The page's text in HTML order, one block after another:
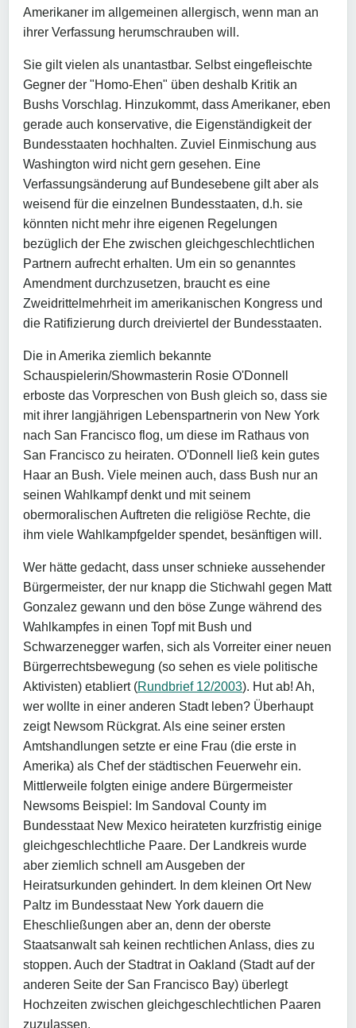
Amerikaner im allgemeinen allergisch, wenn man an
ihrer Verfassung herumschrauben will.
Sie gilt vielen als unantastbar. Selbst eingefleischte
Gegner der "Homo-Ehen" üben deshalb Kritik an
Bushs Vorschlag. Hinzukommt, dass Amerikaner, eben
gerade auch konservative, die Eigenständigkeit der
Bundesstaaten hochhalten. Zuviel Einmischung aus
Washington wird nicht gern gesehen. Eine
Verfassungsänderung auf Bundesebene gilt aber als
weisend für die einzelnen Bundesstaaten, d.h. sie
könnten nicht mehr ihre eigenen Regelungen
bezüglich der Ehe zwischen gleichgeschlechtlichen
Partnern aufrecht erhalten. Um ein so genanntes
Amendment durchzusetzen, braucht es eine
Zweidrittelmehrheit im amerikanischen Kongress und
die Ratifizierung durch dreiviertel der Bundesstaaten.
Die in Amerika ziemlich bekannte
Schauspielerin/Showmasterin Rosie O'Donnell
erboste das Vorpreschen von Bush gleich so, dass sie
mit ihrer langjährigen Lebenspartnerin von New York
nach San Francisco flog, um diese im Rathaus von
San Francisco zu heiraten. O'Donnell ließ kein gutes
Haar an Bush. Viele meinen auch, dass Bush nur an
seinen Wahlkampf denkt und mit seinem
obermoralischen Auftreten die religiöse Rechte, die
ihm viele Wahlkampfgelder spendet, besänftigen will.
Wer hätte gedacht, dass unser schnieke aussehender
Bürgermeister, der nur knapp die Stichwahl gegen Matt
Gonzalez gewann und den böse Zunge während des
Wahlkampfes in einen Topf mit Bush und
Schwarzenegger warfen, sich als Vorreiter einer neuen
Bürgerrechtsbewegung (so sehen es viele politische
Aktivisten) etabliert (Rundbrief 12/2003). Hut ab! Ah,
wer wollte in einer anderen Stadt leben? Überhaupt
zeigt Newsom Rückgrat. Als eine seiner ersten
Amtshandlungen setzte er eine Frau (die erste in
Amerika) als Chef der städtischen Feuerwehr ein.
Mittlerweile folgten einige andere Bürgermeister
Newsoms Beispiel: Im Sandoval County im
Bundesstaat New Mexico heirateten kurzfristig einige
gleichgeschlechtliche Paare. Der Landkreis wurde
aber ziemlich schnell am Ausgeben der
Heiratsurkunden gehindert. In dem kleinen Ort New
Paltz im Bundesstaat New York dauern die
Eheschließungen aber an, denn der oberste
Staatsanwalt sah keinen rechtlichen Anlass, dies zu
stoppen. Auch der Stadtrat in Oakland (Stadt auf der
anderen Seite der San Francisco Bay) überlegt
Hochzeiten zwischen gleichgeschlechtlichen Paaren
zuzulassen.